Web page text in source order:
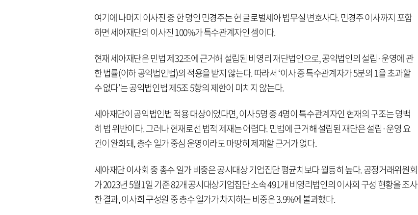
여기에 나머지 이사진 중 한 명인 민경주는 현 글로벌세아 법무실 변호사다. 민경주 이사까지 포함
하면 세아재단의 이사진 100%가 특수관계자인 셈이다.
현재 세아재단은 민법 제32조에 근거해 설립된 비영리 재단법인으로, 공익법인의 설립·운영에 관
한 법률(이하 공익법인법)의 적용을 받지 않는다. 따라서 ‘이사 중 특수관계자가 5분의 1을 초과할
수 없다’는 공익법인법 제5조 5항의 제한이 미치지 않는다.
세아재단이 공익법인법 적용 대상이었다면, 이사 5명 중 4명이 특수관계자인 현재의 구조는 명백
히 법 위반이다. 그러나 현재로선 법적 제재는 어렵다. 민법에 근거해 설립된 재단은 설립·운영 요
건이 완화돼, 총수 일가 중심 운영이라도 마땅히 제재할 근거가 없다.
세아재단 이사회 중 총수 일가 비중은 공시대상 기업집단 평균치보다 월등히 높다. 공정거래위원회
가 2023년 5월1일 기준 82개 공시대상기업집단 소속 491개 비영리법인의 이사회 구성 현황을 조사
한 결과, 이사회 구성원 중 총수 일가가 차지하는 비중은 3.9%에 불과했다.